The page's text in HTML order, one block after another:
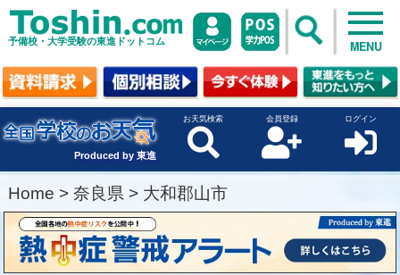
予備校・大学受験の東進ドットコム MENU
Produced by 東進
お天気検索 会員登録 ログイン
Home > 奈良県 > 大和郡山市